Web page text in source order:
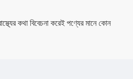
কথা বিবেচনা করেই পণ্যের মানে কোন